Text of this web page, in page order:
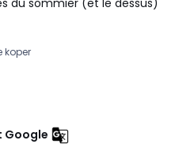
du sommier (et le dessus)
koper
Google